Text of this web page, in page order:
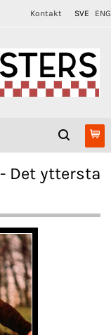
Kontakt SVE ENG
Det yttersta